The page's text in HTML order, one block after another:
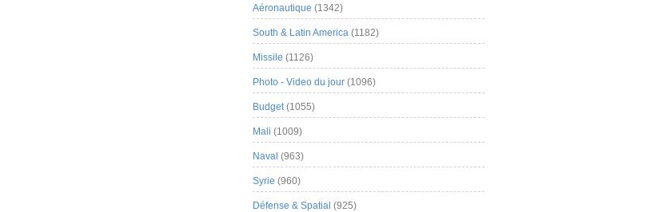
Aéronautique (1342)
South & Latin America (1182)
Missile (1126)
Photo - Video du jour (1096)
Budget(1055)
Mali (1009)
Naval (963)
Syrie (960)
Défense & Spatial (925)